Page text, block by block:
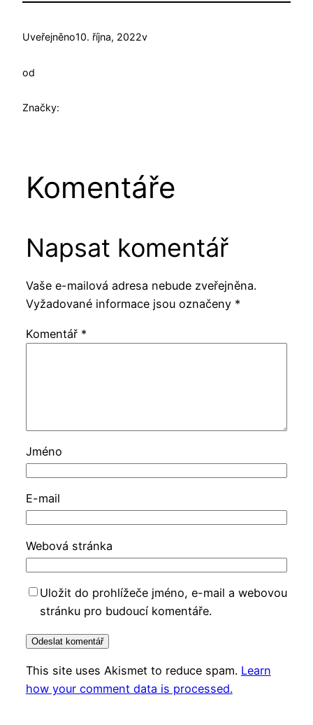
Uveřejněno10. října, 2022v
od
Značky:
Komentáře
Napsat komentář
Vaše e-mailová adresa nebude zveřejněna.
Vyžadované informace jsou označeny *
Komentář *
Jméno
E-mail
Webová stránka
Uložit do prohlížeče jméno, e-mail a webovou
stránku pro budoucí komentáře.
This site uses Akismet to reduce spam. Learn
how your comment data is processed.